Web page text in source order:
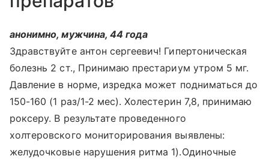
анонимно, мужчина, 44 года
Здравствуйте антон сергеевич! Гипертоническая
болезнь 2 ст., Принимаю престариум утром 5 мг.
Давление в норме, изредка может подниматься до
150-160 (1 раз/1-2 мес). Холестерин 7,8, принимаю
роксеру. В результате проведенного
холтеровского мониторирования выявлены:
желудочковые нарушения ритма 1).Одиночные